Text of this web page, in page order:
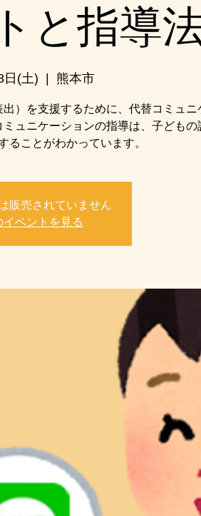
と指導
日(土) 熊本市
）を支援するために、代替コミュニ
ュニケーションの指導は、子どもの
ることがわかっています。
販売されていません
イベントを見る